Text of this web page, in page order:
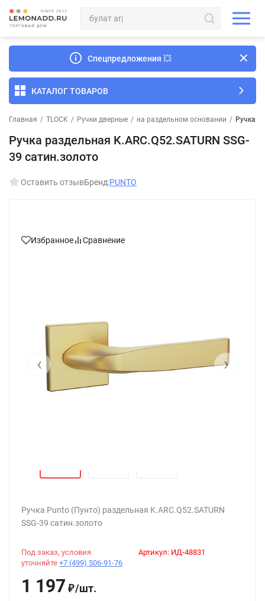
Спецпредложения 💥
КАТАЛОГ ТОВАРОВ
Главная / TLOCK / Ручки дверные / на раздельном основании / Ручка
Ручка раздельная K.ARC.Q52.SATURN SSG-
39 сатин.золото
Оставить отзывБренд:PUNTO
Избранное Сравнение
‹ ›
Ручка Punto (Пунто) раздельная K.ARC.Q52.SATURN
SSG-39 сатин.золото
Артикул: ИД-48831
Под заказ, условия
уточняйте +7 (499) 506-91-76
1 197 ₽/шт.